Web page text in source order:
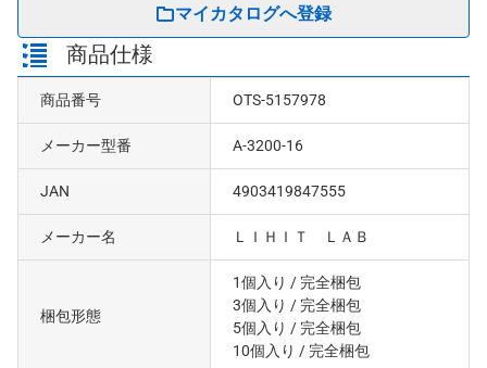
マイカタログへ登録
商品仕様
商品番号 OTS-5157978
メーカー型番 A-3200-16
JAN 4903419847555
メーカー名 ＬＩＨＩＴ ＬＡＢ
梱包形態
1個入り / 完全梱包
3個入り / 完全梱包
5個入り / 完全梱包
10個入り / 完全梱包